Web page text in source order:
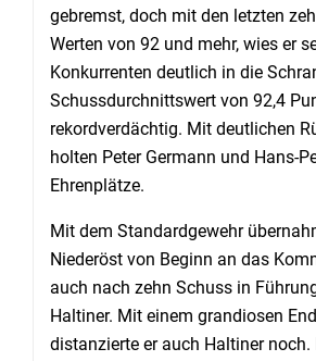
gebremst, doch mit den letzten
Werten von 92 und mehr, wies er
Konkurrenten deutlich in die
Schussdurchnittswert von 92,4
rekordverdächtig. Mit deutlichen
holten Peter Germann und Hans-
Ehrenplätze.
Mit dem Standardgewehr
Niederöst von Beginn an das
auch nach zehn Schuss in
Haltiner. Mit einem grandiosen
distanzierte er auch Haltiner noch.